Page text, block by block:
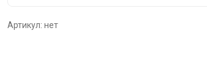
Артикул: нет